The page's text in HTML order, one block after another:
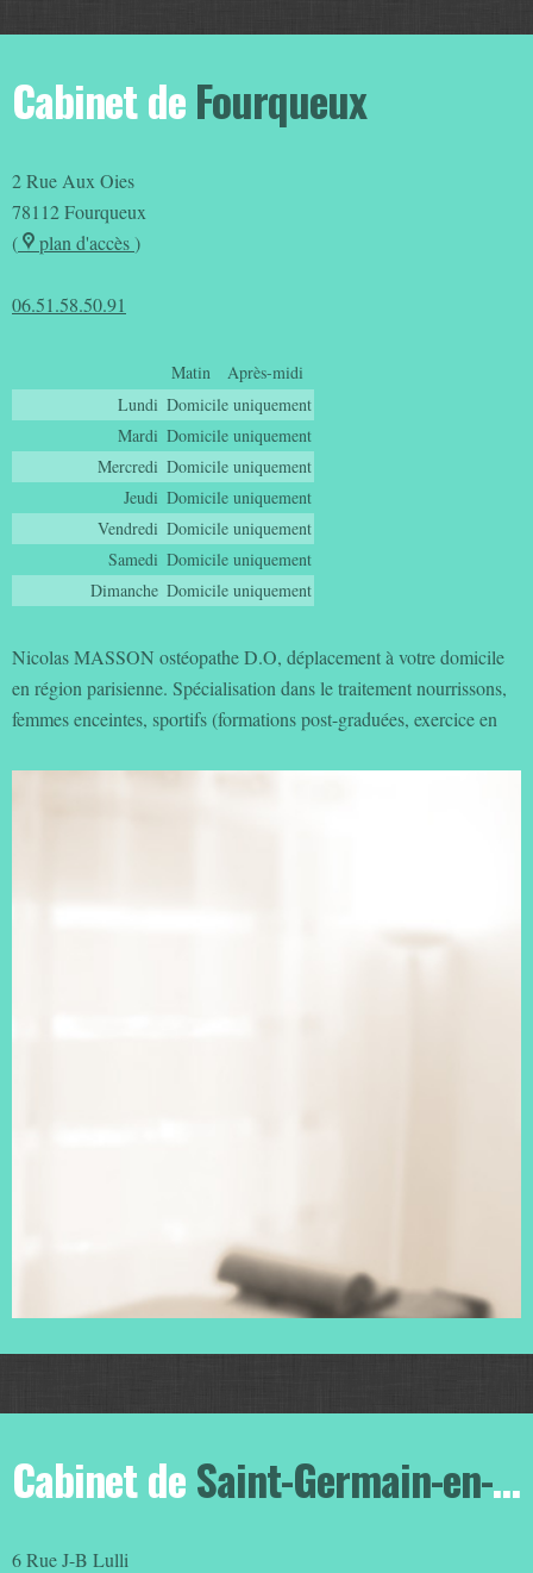
Cabinet deFourqueux
2 Rue Aux Oies
78112Fourqueux
(
plan d'accès)
06.51.58.50.91
Matin
Après-midi
Lundi Domicile uniquement
Mardi Domicile uniquement
Mercredi Domicile uniquement
Jeudi Domicile uniquement
Vendredi Domicile uniquement
Samedi Domicile uniquement
Dimanche Domicile uniquement
Nicolas MASSON ostéopathe D.O, déplacement à votre domicile
en région parisienne. Spécialisation dans le traitement nourrissons,
femmes enceintes, sportifs (formations post-graduées, exercice en
Cabinet deSaint-Germain-en-Laye
6 Rue J-B Lulli